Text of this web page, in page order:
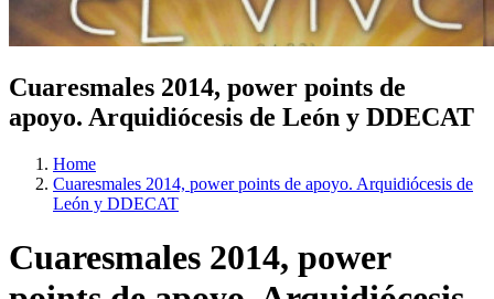
Cuaresmales 2014, power points de
apoyo. Arquidiócesis de León y DDECAT
Home
Cuaresmales 2014, power points de apoyo. Arquidiócesis de
León y DDECAT
Cuaresmales 2014, power